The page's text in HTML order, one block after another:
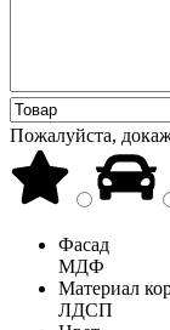
Пожалуйста,
Фасад
МДФ
Материал
ЛДСП